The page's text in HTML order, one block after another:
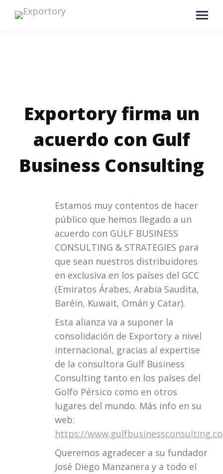
Exportory firma un
acuerdo con Gulf
Business Consulting
Estamos muy contentos de hacer
público que hemos llegado a un
acuerdo con GULF BUSINESS
CONSULTING & STRATEGIES para
que sean nuestros distribuidores
en exclusiva en los países del GCC
(Emiratos Árabes, Arabia Saudita,
Baréin, Kuwait, Omán y Catar).
Esta alianza va a suponer la
consolidación de Exportory a nivel
internacional, gracias al expertise
de la consultora Gulf Business
Consulting tanto en los países del
Golfo Pérsico como en otros
lugares del mundo. Más info en su
web:
https://
Queremos agradecer a su fundador
José Diego Manzanera y a todo el